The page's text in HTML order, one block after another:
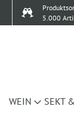
5.000
WEIN SEKT